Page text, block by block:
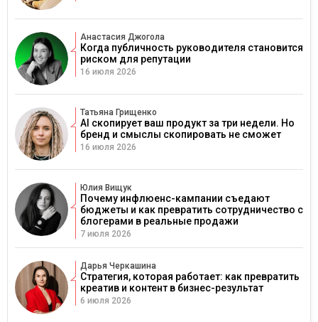
Анастасия Джогола
Когда публичность руководителя становится
риском для репутации
16 июля 2026
Татьяна Грищенко
AI скопирует ваш продукт за три недели. Но
бренд и смыслы скопировать не сможет
16 июля 2026
Юлия Вищук
Почему инфлюенс-кампании съедают
бюджеты и как превратить сотрудничество с
блогерами в реальные продажи
7 июля 2026
Дарья Черкашина
Стратегия, которая работает: как превратить
креатив и контент в бизнес-результат
6 июля 2026